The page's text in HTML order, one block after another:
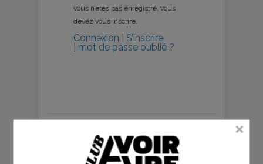
vous n’êtes pas enregistré, vous
devez vous inscrire.
Connexion
S’inscrire
mot de passe oublié ?
aVoir-aLire.com, dont le contenu
est produit bénévolement par